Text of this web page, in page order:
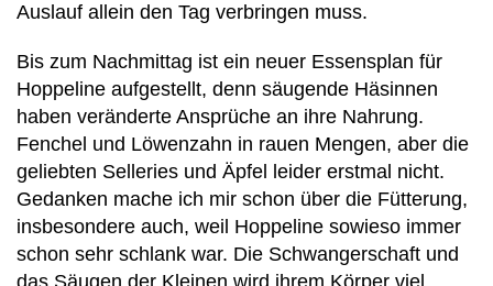
Auslauf allein den Tag verbringen muss.
Bis zum Nachmittag ist ein neuer Essensplan für
Hoppeline aufgestellt, denn säugende Häsinnen
haben veränderte Ansprüche an ihre Nahrung.
Fenchel und Löwenzahn in rauen Mengen, aber die
geliebten Selleries und Äpfel leider erstmal nicht.
Gedanken mache ich mir schon über die Fütterung,
insbesondere auch, weil Hoppeline sowieso immer
schon sehr schlank war. Die Schwangerschaft und
das Säugen der Kleinen wird ihrem Körper viel